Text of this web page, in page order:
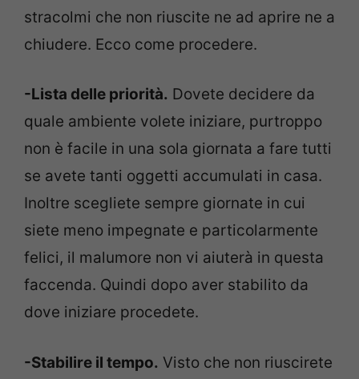
stracolmi che non riuscite ne ad aprire ne a
chiudere. Ecco come procedere.
-Lista delle priorità. Dovete decidere da
quale ambiente volete iniziare, purtroppo
non è facile in una sola giornata a fare tutti
se avete tanti oggetti accumulati in casa.
Inoltre scegliete sempre giornate in cui
siete meno impegnate e particolarmente
felici, il malumore non vi aiuterà in questa
faccenda. Quindi dopo aver stabilito da
dove iniziare procedete.
-Stabilire il tempo. Visto che non riuscirete